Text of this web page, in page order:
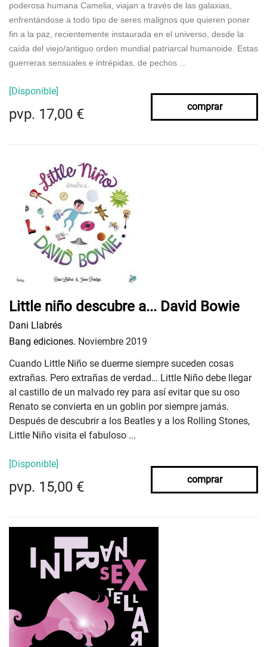
poderosa humana Camelia, viajan a través de las galaxias,
enfrentándose a todo tipo de seres malignos que quieren poner
fin a la paz, recientemente instaurada en el universo, desde la
caída del viejo/antiguo orden mundial patriarcal humanoide. Estas
guerreras sensuales e intrépidas, de pechos ...
[Disponible]
pvp. 17,00 € comprar
Little niño descubre a... David Bowie
Dani Llabrés
Bang ediciones. Noviembre 2019
Cuando Little Niño se duerme siempre suceden cosas
extrañas. Pero extrañas de verdad… Little Niño debe llegar
al castillo de un malvado rey para así evitar que su oso
Renato se convierta en un goblin por siempre jamás.
Después de descubrir a los Beatles y a los Rolling Stones,
Little Niño visita el fabuloso ...
[Disponible]
pvp. 15,00 € comprar